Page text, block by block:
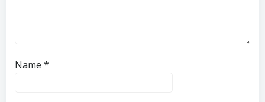
Name *